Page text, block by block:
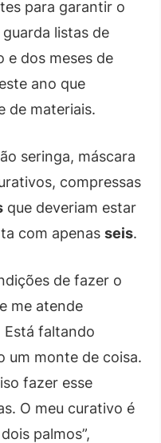
para garantir o
listas de
e dos meses de
ano que
de materiais.
seringa, máscara
compressas
que deveriam estar
com apenas seis.
de fazer o
me atende
Está faltando
um monte de coisa.
fazer esse
O meu curativo é
palmos”,